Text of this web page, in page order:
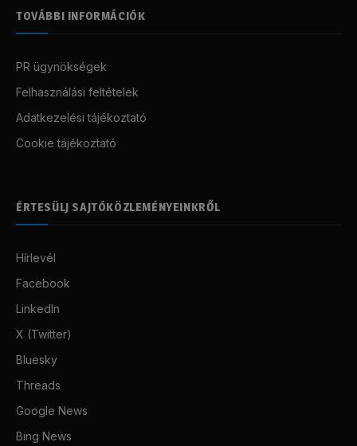
TOVÁBBI INFORMÁCIÓK
PR ügynökségek
Felhasználási feltételek
Adatkezelési tájékoztató
Cookie tájékoztató
ÉRTESÜLJ SAJTÓKÖZLEMÉNYEINKRŐL
Hírlevél
Facebook
LinkedIn
X (Twitter)
Bluesky
Threads
Google News
Bing News